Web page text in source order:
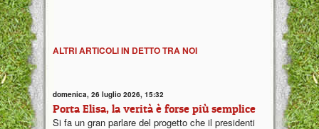
ALTRI ARTICOLI IN DETTO TRA NOI
domenica, 26 luglio 2026, 15:32
Porta Elisa, la verità è forse più semplice
Si fa un gran parlare del progetto che il presidenti